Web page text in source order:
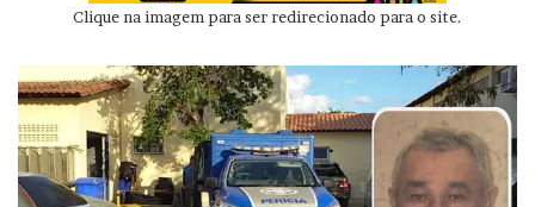
Clique na imagem para ser redirecionado para o site.